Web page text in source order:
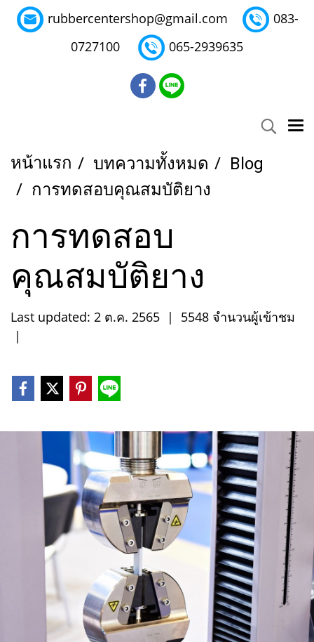
rubbercentershop@gmail.com
083-
0727100
065-2939635
หน้าแรก บทความทั้งหมด
Blog
การทดสอบคุณสมบัติยาง
การทดสอบ
คุณสมบัติยาง
Last updated: 2 ต.ค. 2565 |
5548 จำนวนผู้เข้าชม
|